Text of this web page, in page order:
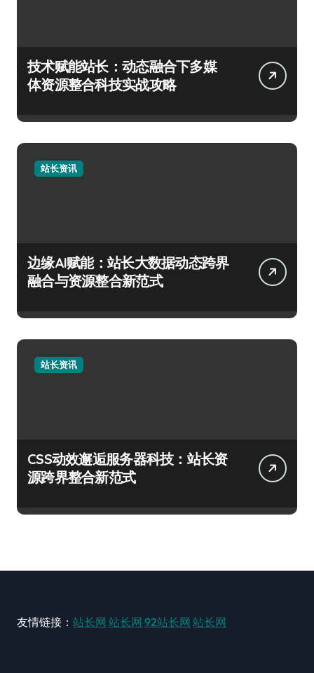
技术赋能站长：动态融合下多媒
体资源整合科技实战攻略
站长资讯
边缘AI赋能：站长大数据动态跨界
融合与资源整合新范式
站长资讯
CSS动效邂逅服务器科技：站长资
源跨界整合新范式
友情链接： 站长网 站长网 92站长网 站长网